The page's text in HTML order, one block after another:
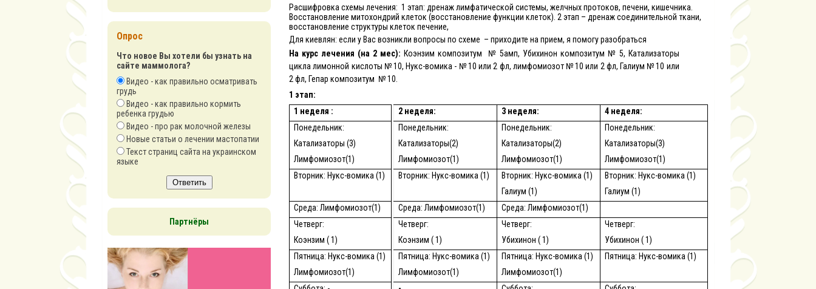
Расшифровка схемы лечения: 1 этап: дренаж лимфатической системы, желчных протоков, печени, кишечника.
Восстановление митохондрий клеток (восстановление функции клеток). 2 этап – дренаж соединительной ткани,
восстановление структуры клеток печение,
Для киевлян: если у Вас возникли вопросы по схеме – приходите на прием, я помогу разобраться
На курс лечения (на 2 мес): Коэнзим композитум
№ 5амп, Убихинон композитум № 5, Катализаторы
цикла лимонной кислоты № 10, Нукс-вомика - № 10 или 2 фл, лимфомиозот № 10 или 2 фл, Галиум № 10 или
2 фл, Гепар композитум № 10.
1 этап:
1 неделя :
2 неделя: 3 неделя:
4 неделя:
Понедельник:
Катализаторы (3)
Лимфомиозот(1)
Понедельник:
Катализаторы(2)
Лимфомиозот(1)
Понедельник:
Катализаторы(2)
Лимфомиозот(1)
Понедельник:
Катализаторы(3)
Лимфомиозот(1)
Вторник: Нукс-вомика (1)
Вторник: Нукс-вомика (1)
Вторник: Нукс-вомика (1)
Галиум (1)
Вторник: Нукс-вомика (1)
Галиум (1)
Среда: Лимфомиозот(1)
Среда: Лимфомиозот(1)
Среда: Лимфомиозот(1)
Четверг:
Коэнзим ( 1)
Четверг:
Коэнзим ( 1)
Четверг:
Убихинон ( 1)
Четверг:
Убихинон ( 1)
Пятница: Нукс-вомика (1)
Лимфомиозот(1)
Пятница: Нукс-вомика (1)
Лимфомиозот(1)
Пятница: Нукс-вомика (1)
Лимфомиозот(1)
Пятница: Нукс-вомика (1)
Опрос
Что новое Вы хотели бы узнать на
сайте маммолога?
Видео - как правильно осматривать
грудь
Видео - как правильно кормить
ребенка грудью
Видео - про рак молочной железы
Новые статьи о лечении мастопатии
Текст страниц сайта на украинском
языке
Ответить
Партнёры